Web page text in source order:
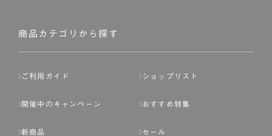
商品カテゴリから探す
ご利用ガイド ショップリスト
開催中のキャンペーン おすすめ特集
新商品 セール